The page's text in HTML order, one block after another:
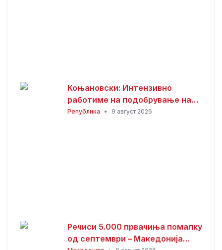
Коњановски: Интензивно
работиме на подобрување на
инфраструктурата во Битола
Република • 9 август 2026
Речиси 5.000 првачиња помалку
од септември – Македонија